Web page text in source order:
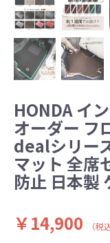
HONDA イ
オーダー フ
dealシリー
マット 全席
防止 日本製
￥14,900
（税